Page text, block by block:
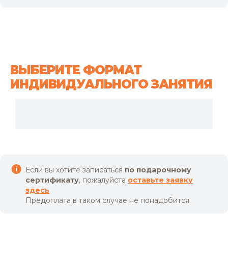
ВЫБЕРИТЕ ФОРМАТ
ИНДИВИДУАЛЬНОГО ЗАНЯТИЯ
Если вы хотите записаться по подарочному
сертификату, пожалуйста оставьте заявку
здесь
Предоплата в таком случае не понадобится.